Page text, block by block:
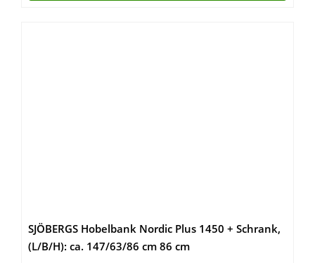
SJÖBERGS Hobelbank Nordic Plus 1450 + Schrank,
(L/B/H): ca. 147/63/86 cm 86 cm